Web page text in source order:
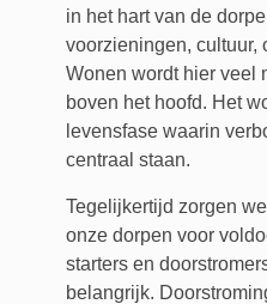
in het hart van de
voorzieningen, cultuur,
Wonen wordt hier veel
boven het hoofd. Het
levensfase waarin
centraal staan.
Tegelijkertijd zorgen
onze dorpen voor
starters en
belangrijk.